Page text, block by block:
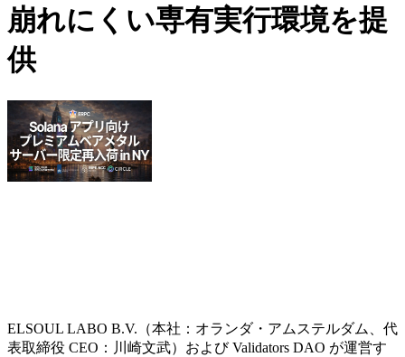
崩れにくい専有実行環境を提
供
ELSOUL LABO B.V.（本社：オランダ・アムステルダム、代
表取締役 CEO：川崎文武）および Validators DAO が運営す